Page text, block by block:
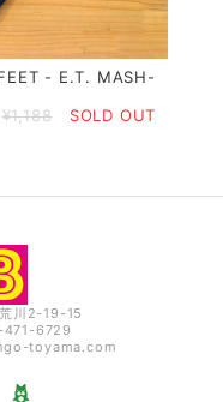
- E.T. MASH-
¥1,188
SOLD OUT
川2-19-15
471-6729
toyama.com